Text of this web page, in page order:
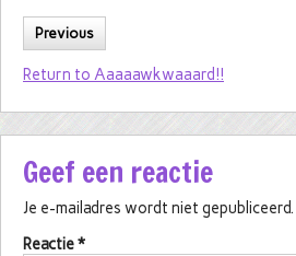
Previous
Return to Aaaaawkwaaard!!
Geef een reactie
Je e-mailadres wordt niet gepubliceerd.
Reactie*